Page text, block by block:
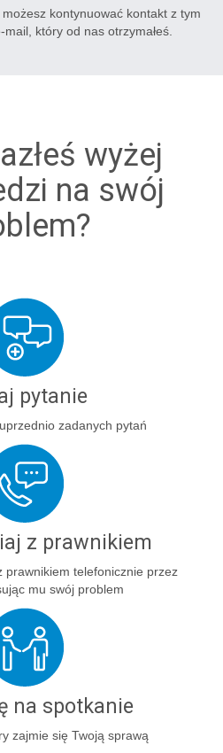
kontynuować kontakt z tym
który od nas otrzymałeś.
wyżej
na swój
pytanie
zadanych pytań
z prawnikiem
prawnikiem telefonicznie przez
mu swój problem
na spotkanie
zajmie się Twoją sprawą